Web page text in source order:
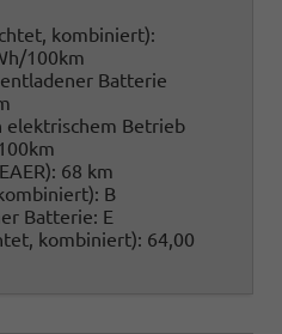
kombiniert):
100km
Batterie
elektrischem Betrieb
68 km
B
Batterie: E
kombiniert): 64,00